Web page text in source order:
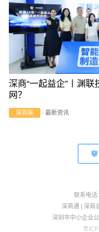
深商“一起益企”丨渊
网？
深商联 ·最新资讯
联系电
深商通
深商
深圳市中小企业
粤